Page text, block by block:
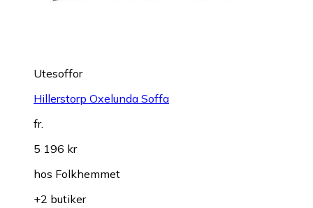
Utesoffor
Hillerstorp Oxelunda Soffa
fr.
5 196 kr
hos Folkhemmet
+2 butiker